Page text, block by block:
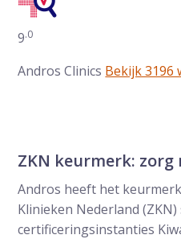
Gemiddelde waarderingen
9.0
Andros Clinics Bekijk 3196
ZKN keurmerk: zorg
Andros heeft het
Klinieken Nederland
certificeringsinstanties